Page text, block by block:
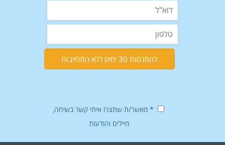
* מאשר/ת שתצרו איתי קשר בשיחה,
מיילים והודעות